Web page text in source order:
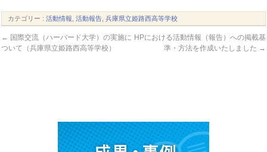
カテゴリー :活動情報 ,活動報告 ,兵庫県立姫路西高等学校
← 国際交流（ハーバード大学）の実施に
ついて（兵庫県立姫路西高等学校）
HPにおける活動情報（報告）への掲載基
準・方法を作成いたしました →